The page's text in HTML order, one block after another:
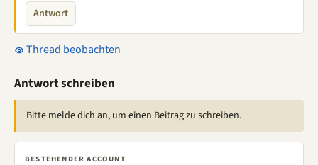
Antwort
Thread beobachten
Antwort schreiben
Bitte melde dich an, um einen Beitrag zu schreiben.
BESTEHENDER ACCOUNT